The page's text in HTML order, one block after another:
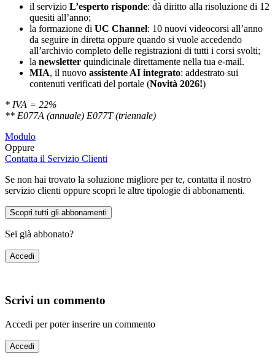
il servizio L’esperto risponde: dà diritto alla risoluzione di 12
quesiti all’anno;
la formazione di UC Channel: 10 nuovi videocorsi all’anno
da seguire in diretta oppure quando si vuole accedendo
all’archivio completo delle registrazioni di tutti i corsi svolti;
la newsletter quindicinale direttamente nella tua e-mail.
MIA, il nuovo assistente AI integrato: addestrato sui
contenuti verificati del portale (Novità 2026!)
* IVA = 22%
** E077A (annuale) E077T (triennale)
Modulo
Oppure
Contatta il Servizio Clienti
Se non hai trovato la soluzione migliore per te, contatta il nostro
servizio clienti oppure scopri le altre tipologie di abbonamenti.
Scopri tutti gli abbonamenti
Sei già abbonato?
Accedi
Scrivi un commento
Accedi per poter inserire un commento
Accedi